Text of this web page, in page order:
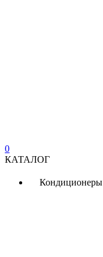
0
КАТАЛОГ
Кондиционеры